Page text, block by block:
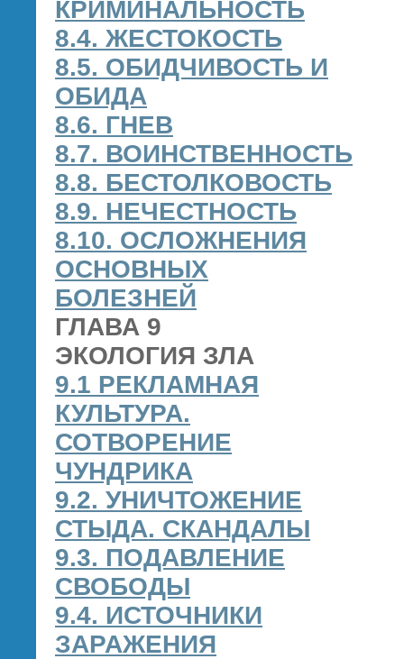
КРИМИНАЛЬНОСТЬ
8.4. ЖЕСТОКОСТЬ
8.5. ОБИДЧИВОСТЬ И
ОБИДА
8.6. ГНЕВ
8.7. ВОИНСТВЕННОСТЬ
8.8. БЕСТОЛКОВОСТЬ
8.9. НЕЧЕСТНОСТЬ
8.10. ОСЛОЖНЕНИЯ
ОСНОВНЫХ
БОЛЕЗНЕЙ
ГЛАВА 9
ЭКОЛОГИЯ ЗЛА
9.1 РЕКЛАМНАЯ
КУЛЬТУРА.
СОТВОРЕНИЕ
ЧУНДРИКА
9.2. УНИЧТОЖЕНИЕ
СТЫДА. СКАНДАЛЫ
9.3. ПОДАВЛЕНИЕ
СВОБОДЫ
9.4. ИСТОЧНИКИ
ЗАРАЖЕНИЯ